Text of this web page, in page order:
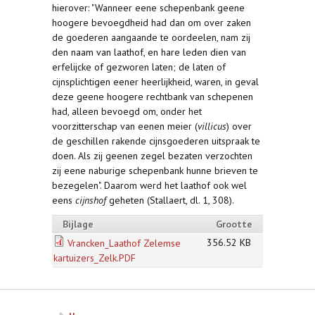
hierover: "Wanneer eene schepenbank geene
hoogere bevoegdheid had dan om over zaken
de goederen aangaande te oordeelen, nam zij
den naam van laathof, en hare leden dien van
erfelijcke of gezworen laten; de laten of
cijnsplichtigen eener heerlijkheid, waren, in geval
deze geene hoogere rechtbank van schepenen
had, alleen bevoegd om, onder het
voorzitterschap van eenen meier (villicus) over
de geschillen rakende cijnsgoederen uitspraak te
doen. Als zij geenen zegel bezaten verzochten
zij eene naburige schepenbank hunne brieven te
bezegelen". Daarom werd het laathof ook wel
eens cijnshofgeheten (Stallaert, dl. 1, 308).
Bijlage
Grootte
Vrancken_Laathof Zelemse
kartuizers_Zelk.PDF
356.52 KB